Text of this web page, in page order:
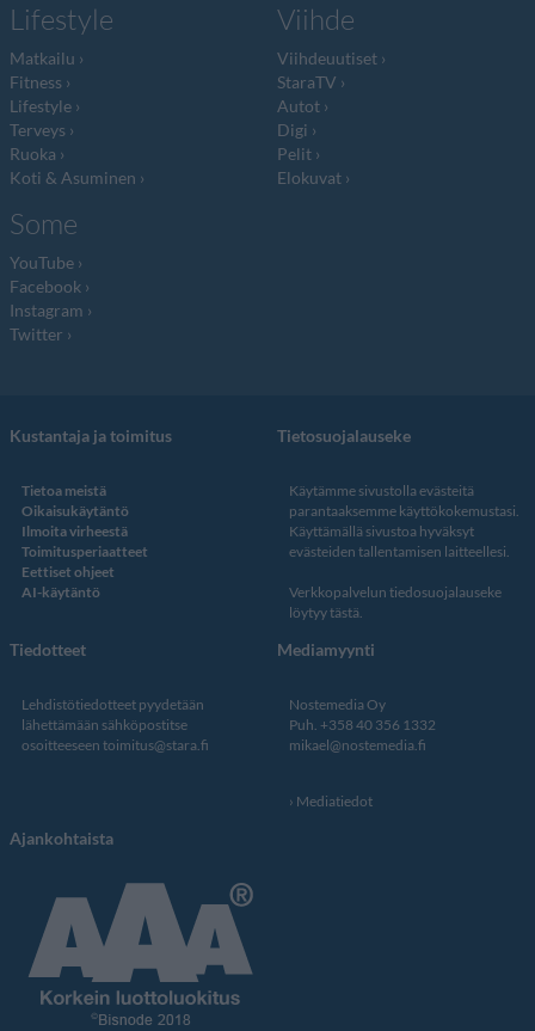
Lifestyle
Matkailu
Fitness
Lifestyle
Terveys
Ruoka
Koti & Asuminen
Viihde
Viihdeuutiset
StaraTV
Autot
Digi
Pelit
Elokuvat
Some
YouTube
Facebook
Instagram
Twitter
Kustantaja ja toimitus
Tietoa meistä
Oikaisukäytäntö
Ilmoita virheestä
Toimitusperiaatteet
Eettiset ohjeet
AI-käytäntö
Tietosuojalauseke
Käytämme sivustolla evästeitä
parantaaksemme käyttökokemustasi.
Käyttämällä sivustoa hyväksyt
evästeiden tallentamisen laitteellesi.
Verkkopalvelun tiedosuojalauseke
löytyy tästä.
Tiedotteet
Lehdistötiedotteet pyydetään
lähettämään sähköpostitse
osoitteeseen toimitus@stara.fi
Mediamyynti
Nostemedia Oy
Puh. +358 40 356 1332
mikael@nostemedia.fi
Mediatiedot
Ajankohtaista